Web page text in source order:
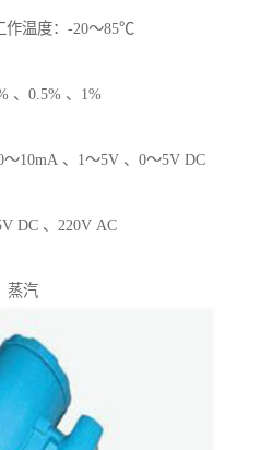
温度：-20～85℃
、0.5% 、1%
10mA 、1～5V 、0～5V DC
DC 、220V AC
蒸汽